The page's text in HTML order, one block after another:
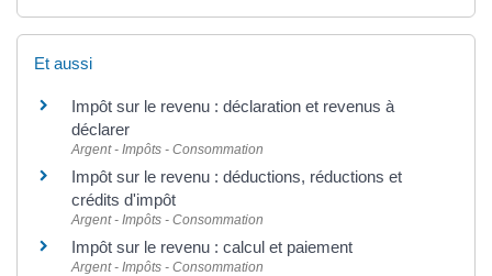
Et aussi
Impôt sur le revenu : déclaration et revenus à
déclarer
Argent - Impôts - Consommation
Impôt sur le revenu : déductions, réductions et
crédits d'impôt
Argent - Impôts - Consommation
Impôt sur le revenu : calcul et paiement
Argent - Impôts - Consommation